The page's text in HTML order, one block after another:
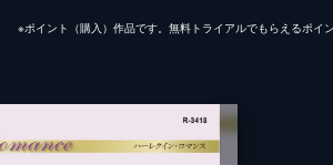
※ポイント（購⼊）作品です。無料トライアルでもらえるポイ